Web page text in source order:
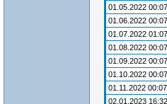
01.05.2022
01.06.2022
01.07.2022
01.08.2022
01.09.2022
01.10.2022
01.11.2022
02.01.2023